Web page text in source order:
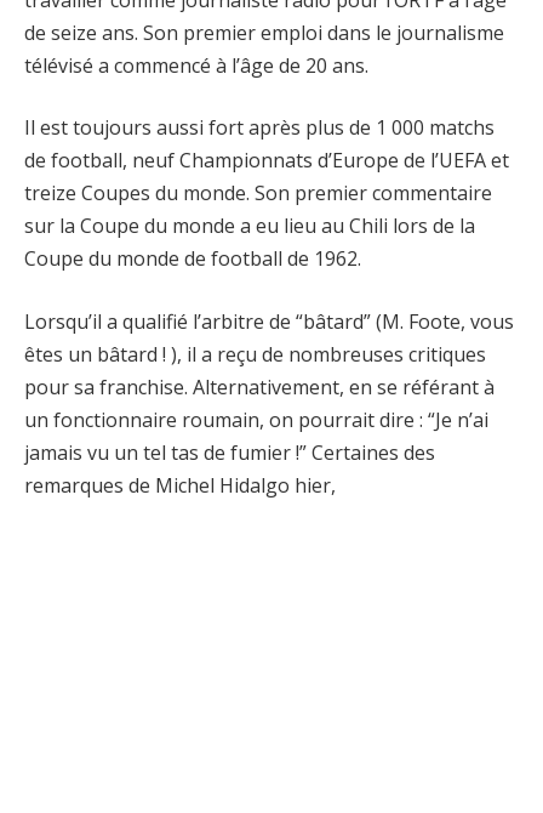
de seize ans. Son premier emploi dans le journalisme
télévisé a commencé à l’âge de 20 ans.
Il est toujours aussi fort après plus de 1 000 matchs
de football, neuf Championnats d’Europe de l’UEFA et
treize Coupes du monde. Son premier commentaire
sur la Coupe du monde a eu lieu au Chili lors de la
Coupe du monde de football de 1962.
Lorsqu’il a qualifié l’arbitre de “bâtard” (M. Foote, vous
êtes un bâtard ! ), il a reçu de nombreuses critiques
pour sa franchise. Alternativement, en se référant à
un fonctionnaire roumain, on pourrait dire : “Je n’ai
jamais vu un tel tas de fumier !” Certaines des
remarques de Michel Hidalgo hier,